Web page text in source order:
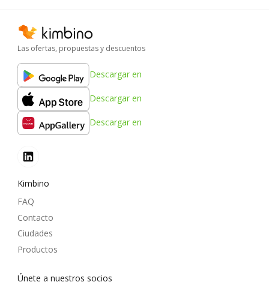
Las ofertas, propuestas y descuentos
Descargar en
Descargar en
Descargar en
Kimbino
FAQ
Contacto
Ciudades
Productos
Únete a nuestros socios